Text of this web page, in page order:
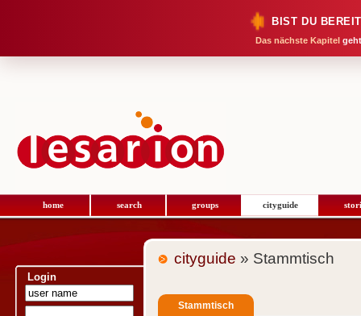
BIST DU
Das nächste Kapitel
home search groups cityguide
Login
cityguide » Stammtisch
Stammtisch